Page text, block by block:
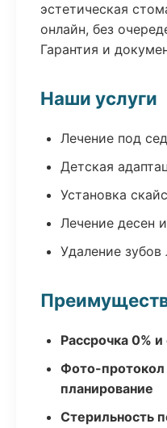
эстетическая
онлайн, без
Гарантия и
Наши услуги
Лечение под
Детская
Установка
Лечение десен
Удаление
Рассрочка 0%
Фото-протокол
планирование
Стерильность